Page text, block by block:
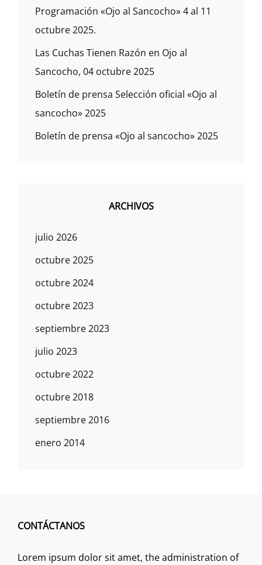
Programación «Ojo al Sancocho» 4 al 11
octubre 2025.
Las Cuchas Tienen Razón en Ojo al
Sancocho, 04 octubre 2025
Boletín de prensa Selección oficial «Ojo al
sancocho» 2025
Boletín de prensa «Ojo al sancocho» 2025
ARCHIVOS
julio 2026
octubre 2025
octubre 2024
octubre 2023
septiembre 2023
julio 2023
octubre 2022
octubre 2018
septiembre 2016
enero 2014
CONTÁCTANOS
Lorem ipsum dolor sit amet, the administration of